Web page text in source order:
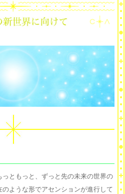
ともっと、ずっと先の未来の世界の
ような形でアセンションが進行して